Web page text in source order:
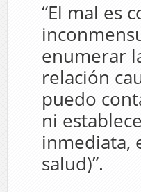
“El mal es
enumerar
relación
puedo
ni
inmediata,
salud)”.